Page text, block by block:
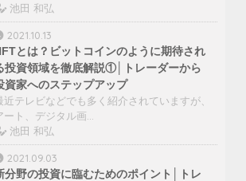
池田 和弘
2021.10.13
とは？ビットコインのように期待され
投資領域を徹底解説①│トレーダーから
資家へのステップアップ
近テレビなどでも多く紹介されていますが、
ート、デジタル画…
池田 和弘
2021.09.03
分野の投資に臨むためのポイント│トレ